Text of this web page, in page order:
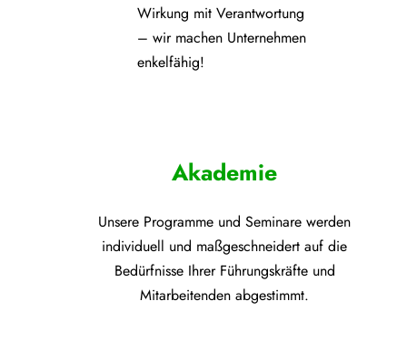
Wirkung mit Verantwortung
– wir machen Unternehmen
enkelfähig!
Akademie
Unsere Programme und Seminare werden
individuell und maßgeschneidert auf die
Bedürfnisse Ihrer Führungskräfte und
Mitarbeitenden abgestimmt.